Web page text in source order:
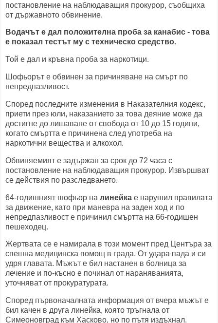
постановление на наблюдаващия прокурор, съобщиха
от държавното обвинение.
Водачът е дал положителна проба за канабис - това
е показал тестът му с техническо средство.
Той е дал и кръвна проба за наркотици.
Шофьорът е обвинен за причиняване на смърт по
непредпазливост.
Според последните изменения в Наказателния кодекс,
приети през юли, наказанието за това деяние може да
достигне до лишаване от свобода от 10 до 15 години,
когато смъртта е причинена след употреба на
наркотични вещества и алкохол.
Обвиняемият е задържан за срок до 72 часа с
постановление на наблюдаващия прокурор. Извършват
се действия по разследването.
64-годишният шофьор на линейка е нарушил правилата
за движение, като при маневра на заден ход и по
непредпазливост е причинил смъртта на 66-годишен
пешеходец.
Жертвата се е намирала в този момент пред Центъра за
спешна медицинска помощ в града. От удара пада и си
удря главата. Мъжът е бил настанен в болница за
лечение и по-късно е починал от нараняванията,
уточняват от прокуратурата.
Според първоначалната информация от вчера мъжът е
бил качен в друга линейка, която тръгнала от
Симеоновград към Хасково, но по пътя издъхнал.